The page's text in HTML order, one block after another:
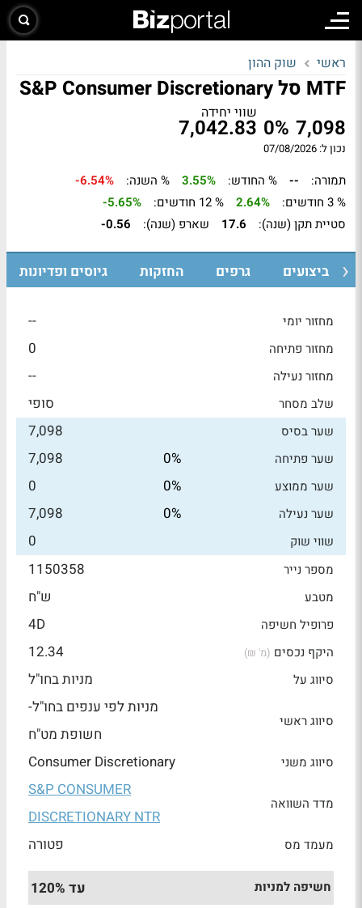
ראשי שוק ההון
MTF סל S&P Consumer Discretionary
7,098
0%
שווי יחידה
7,042.83
נכון ל: 07/08/2026
תמורה: -- % החודש: 3.55% % השנה:
-6.54%
% 3 חודשים:
2.64% % 12 חודשים:
-5.65%
סטיית תקן (שנה):
17.6 שארפ (שנה): -0.56
ביצועים גרפים החזקות גיוסים ופדיונות
מחזור יומי --
מחזור פתיחה 0
מחזור נעילה --
שלב מסחר סופי
שער בסיס 7,098
שער פתיחה 0%
7,098
שער ממוצע 0%
0
שער נעילה 0%
7,098
שווי שוק 0
מספר נייר 1150358
מטבע ש"ח
פרופיל חשיפה 4D
היקף נכסים (מ' ₪) 12.34
סיווג על מניות בחו"ל
סיווג ראשי
מניות לפי ענפים בחו"ל-
חשופת מט"ח
סיווג משני Consumer Discretionary
מדד השוואה
S&P CONSUMER
DISCRETIONARY NTR
מעמד מס פטורה
חשיפה למניות עד 120%